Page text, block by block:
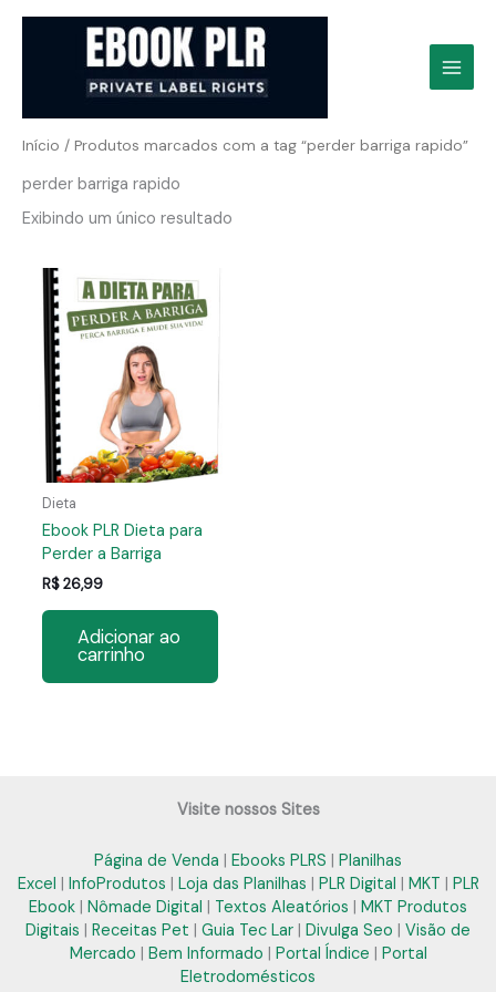
Início / Produtos marcados com a tag “perder barriga rapido”
perder barriga rapido
Exibindo um único resultado
Dieta
Ebook PLR Dieta para
Perder a Barriga
R$26,99
Adicionar ao
carrinho
Visite nossos Sites
Página de Venda | Ebooks PLRS | Planilhas
Excel | InfoProdutos | Loja das Planilhas | PLR Digital | MKT | PLR
Ebook | Nômade Digital | Textos Aleatórios | MKT Produtos
Digitais | Receitas Pet | Guia Tec Lar | Divulga Seo | Visão de
Mercado | Bem Informado | Portal Índice | Portal
Eletrodomésticos